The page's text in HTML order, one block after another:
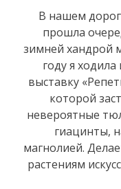
В нашем
прошла
зимней хандрой
году я
выставку
которой
невероятные
гиацинты,
магнолией.
растениям